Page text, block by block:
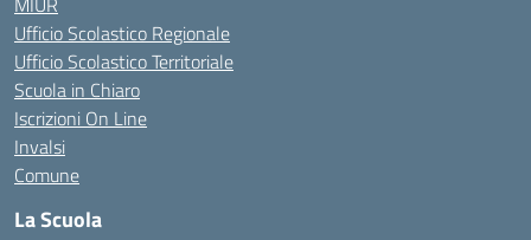
Ufficio Scolastico Regionale
Ufficio Scolastico Territoriale
Scuola in Chiaro
Iscrizioni On Line
Invalsi
Comune
La Scuola